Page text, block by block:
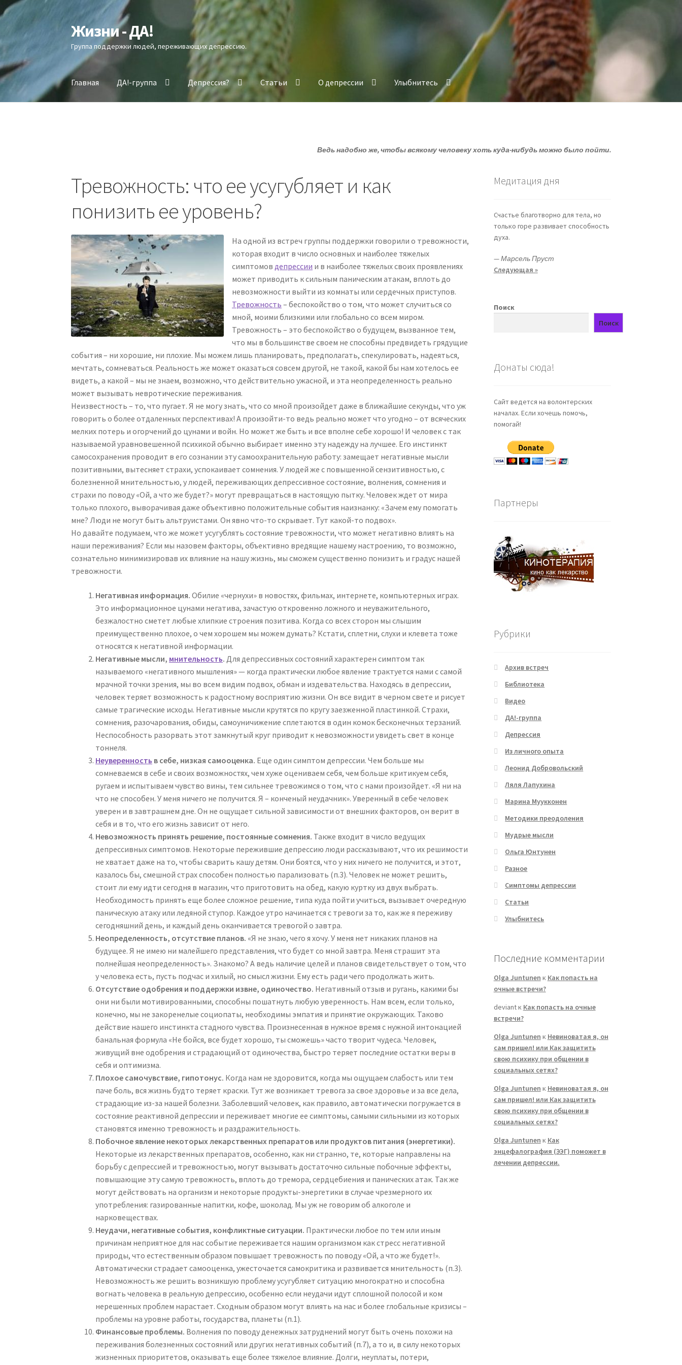
Перейти
к
навигации
Перейти
к
содержимому
Жизни - ДА!
Группа поддержки людей, переживающих депрессию.
Главная ДА!-группа Депрессия? Статьи О депрессии Улыбнитесь
Ведь надобно же, чтобы всякому человеку хоть куда-нибудь можно было пойти.
Тревожность: что ее усугубляет и как
понизить ее уровень?
На одной из встреч группы поддержки говорили о тревожности,
которая входит в число основных и наиболее тяжелых
симптомовдепрессии и в наиболее тяжелых своих проявлениях
может приводить к сильным паническим атакам, вплоть до
невозможности выйти из комнаты или сердечных приступов.
Тревожность – беспокойство о том, что может случиться со
мной, моими близкими или глобально со всем миром.
Тревожность – это беспокойство о будущем, вызванное тем,
что мы в большинстве своем не способны предвидеть грядущие
события – ни хорошие, ни плохие. Мы можем лишь планировать, предполагать, спекулировать, надеяться,
мечтать, сомневаться. Реальность же может оказаться совсем другой, не такой, какой бы нам хотелось ее
видеть, а какой – мы не знаем, возможно, что действительно ужасной, и эта неопределенность реально
может вызывать невротические переживания.
Неизвестность – то, что пугает. Я не могу знать, что со мной произойдет даже в ближайшие секунды, что уж
говорить о более отдаленных перспективах! А произойти-то ведь реально может что угодно – от всяческих
мелких потерь и огорчений до цунами и войн. Но может же быть и все вполне себе хорошо! И человек с так
называемой уравновешенной психикой обычно выбирает именно эту надежду на лучшее. Его инстинкт
самосохранения проводит в его сознании эту самоохранительную работу: замещает негативные мысли
позитивными, вытесняет страхи, успокаивает сомнения. У людей же с повышенной сензитивностью, с
болезненной мнительностью, у людей, переживающих депрессивное состояние, волнения, сомнения и
страхи по поводу «Ой, а что же будет?» могут превращаться в настоящую пытку. Человек ждет от мира
только плохого, выворачивая даже объективно положительные события наизнанку: «Зачем ему помогать
мне? Люди не могут быть альтруистами. Он явно что-то скрывает. Тут какой-то подвох».
Но давайте подумаем, что же может усугублять состояние тревожности, что может негативно влиять на
наши переживания? Если мы назовем факторы, объективно вредящие нашему настроению, то возможно,
сознательно минимизировав их влияние на нашу жизнь, мы сможем существенно понизить и градус нашей
тревожности.
Негативная информация. Обилие «чернухи» в новостях, фильмах, интернете, компьютерных играх.
Это информационное цунами негатива, зачастую откровенно ложного и неуважительного,
безжалостно сметет любые хлипкие строения позитива. Когда со всех сторон мы слышим
преимущественно плохое, о чем хорошем мы можем думать? Кстати, сплетни, слухи и клевета тоже
относятся к негативной информации.
Негативные мысли, мнительность. Для депрессивных состояний характерен симптом так
называемого «негативного мышления» — когда практически любое явление трактуется нами с самой
мрачной точки зрения, мы во всем видим подвох, обман и издевательства. Находясь в депрессии,
человек теряет возможность к радостному восприятию жизни. Он все видит в черном свете и рисует
самые трагические исходы. Негативные мысли крутятся по кругу заезженной пластинкой. Страхи,
сомнения, разочарования, обиды, самоуничижение сплетаются в один комок бесконечных терзаний.
Неспособность разорвать этот замкнутый круг приводит к невозможности увидеть свет в конце
тоннеля.
Неуверенность в себе, низкая самооценка. Еще один симптом депрессии. Чем больше мы
сомневаемся в себе и своих возможностях, чем хуже оцениваем себя, чем больше критикуем себя,
ругаем и испытываем чувство вины, тем сильнее тревожимся о том, что с нами произойдет. «Я ни на
что не способен. У меня ничего не получится. Я – конченый неудачник». Уверенный в себе человек
уверен и в завтрашнем дне. Он не ощущает сильной зависимости от внешних факторов, он верит в
себя и в то, что его жизнь зависит от него.
Невозможность принять решение, постоянные сомнения. Также входит в число ведущих
депрессивных симптомов. Некоторые пережившие депрессию люди рассказывают, что их решимости
не хватает даже на то, чтобы сварить кашу детям. Они боятся, что у них ничего не получится, и этот,
казалось бы, смешной страх способен полностью парализовать (п.3). Человек не может решить,
стоит ли ему идти сегодня в магазин, что приготовить на обед, какую куртку из двух выбрать.
Необходимость принять еще более сложное решение, типа куда пойти учиться, вызывает очередную
паническую атаку или ледяной ступор. Каждое утро начинается с тревоги за то, как же я переживу
сегодняшний день, и каждый день оканчивается тревогой о завтра.
Неопределенность, отсутствие планов. «Я не знаю, чего я хочу. У меня нет никаких планов на
будущее. Я не имею ни малейшего представления, что будет со мной завтра. Меня страшит эта
полнейшая неопределенность». Знакомо? А ведь наличие целей и планов свидетельствует о том, что
у человека есть, пусть подчас и хилый, но смысл жизни. Ему есть ради чего продолжать жить.
Отсутствие одобрения и поддержки извне, одиночество. Негативный отзыв и ругань, какими бы
они ни были мотивированными, способны пошатнуть любую уверенность. Нам всем, если только,
конечно, мы не закоренелые социопаты, необходимы эмпатия и принятие окружающих. Таково
действие нашего инстинкта стадного чувства. Произнесенная в нужное время с нужной интонацией
банальная формула «Не бойся, все будет хорошо, ты сможешь» часто творит чудеса. Человек,
живущий вне одобрения и страдающий от одиночества, быстро теряет последние остатки веры в
себя и оптимизма.
Плохое самочувствие, гипотонус. Когда нам не здоровится, когда мы ощущаем слабость или тем
паче боль, вся жизнь будто теряет краски. Тут же возникает тревога за свое здоровье и за все дела,
страдающие из-за нашей болезни. Заболевший человек, как правило, автоматически погружается в
состояние реактивной депрессии и переживает многие ее симптомы, самыми сильными из которых
становятся именно тревожность и раздражительность.
Побочное явление некоторых лекарственных препаратов или продуктов питания (энергетики).
Некоторые из лекарственных препаратов, особенно, как ни странно, те, которые направлены на
борьбу с депрессией и тревожностью, могут вызывать достаточно сильные побочные эффекты,
повышающие эту самую тревожность, вплоть до тремора, сердцебиения и панических атак. Так же
могут действовать на организм и некоторые продукты-энергетики в случае чрезмерного их
употребления: газированные напитки, кофе, шоколад. Мы уж не говорим об алкоголе и
нарковеществах.
Неудачи, негативные события, конфликтные ситуации. Практически любое по тем или иным
причинам неприятное для нас событие переживается нашим организмом как стресс негативной
природы, что естественным образом повышает тревожность по поводу «Ой, а что же будет!».
Автоматически страдает самооценка, ужесточается самокритика и развивается мнительность (п.3).
Невозможность же решить возникшую проблему усугубляет ситуацию многократно и способна
вогнать человека в реальную депрессию, особенно если неудачи идут сплошной полосой и ком
нерешенных проблем нарастает. Сходным образом могут влиять на нас и более глобальные кризисы –
проблемы на уровне работы, государства, планеты (п.1).
Финансовые проблемы. Волнения по поводу денежных затруднений могут быть очень похожи на
переживания болезненных состояний или других негативных событий (п.7), а то и, в силу некоторых
жизненных приоритетов, оказывать еще более тяжелое влияние. Долги, неуплаты, потери,
Медитация дня
Счастье благотворно для тела, но
только горе развивает способность
духа.
—Марсель Пруст
Следующая »
Поиск
Поиск
Донаты сюда!
Сайт ведется на волонтерских
началах. Если хочешь помочь,
помогай!
Партнеры
Рубрики
Архив встреч
Библиотека
Видео
ДА!-группа
Депрессия
Из личного опыта
Леонид Добровольский
Ляля Лапухина
Марина Муукконен
Методики преодоления
Мудрые мысли
Ольга Юнтунен
Разное
Симптомы депрессии
Статьи
Улыбнитесь
Последние комментарии
Olga Juntunen к Как попасть на
очные встречи?
deviantк Как попасть на очные
встречи?
Olga Juntunen к Невиноватая я, он
сам пришел! или Как защитить
свою психику при общении в
социальных сетях?
Olga Juntunen к Невиноватая я, он
сам пришел! или Как защитить
свою психику при общении в
социальных сетях?
Olga Juntunen к Как
энцефалография (ЭЭГ) поможет в
лечении депрессии.